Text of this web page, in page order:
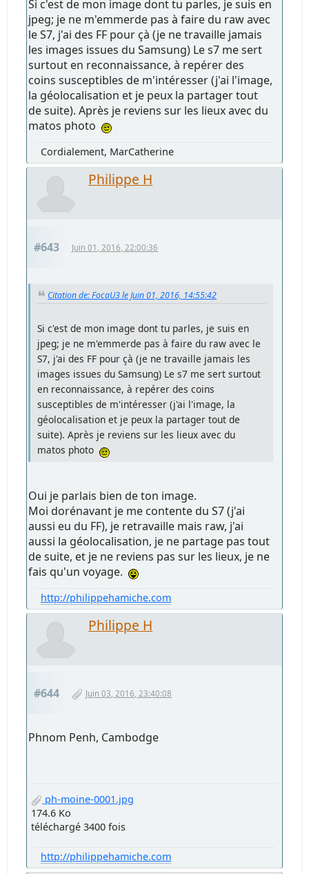
Si c'est de mon image dont tu parles, je suis en
jpeg; je ne m'emmerde pas à faire du raw avec
le S7, j'ai des FF pour çà (je ne travaille jamais
les images issues du Samsung) Le s7 me sert
surtout en reconnaissance, à repérer des
coins susceptibles de m'intéresser (j'ai l'image,
la géolocalisation et je peux la partager tout
de suite). Après je reviens sur les lieux avec du
matos photo
Cordialement, MarCatherine
Philippe H
#643 Juin 01, 2016, 22:00:36
Citation de: FocaU3 le Juin 01, 2016, 14:55:42
Si c'est de mon image dont tu parles, je suis en
jpeg; je ne m'emmerde pas à faire du raw avec le
S7, j'ai des FF pour çà (je ne travaille jamais les
images issues du Samsung) Le s7 me sert surtout
en reconnaissance, à repérer des coins
susceptibles de m'intéresser (j'ai l'image, la
géolocalisation et je peux la partager tout de
suite). Après je reviens sur les lieux avec du
matos photo
Oui je parlais bien de ton image.
Moi dorénavant je me contente du S7 (j'ai
aussi eu du FF), je retravaille mais raw, j'ai
aussi la géolocalisation, je ne partage pas tout
de suite, et je ne reviens pas sur les lieux, je ne
fais qu'un voyage.
http://philippehamiche.com
Philippe H
#644 Juin 03, 2016, 23:40:08
Phnom Penh, Cambodge
ph-moine-0001.jpg
174.6 Ko
téléchargé 3400 fois
http://philippehamiche.com